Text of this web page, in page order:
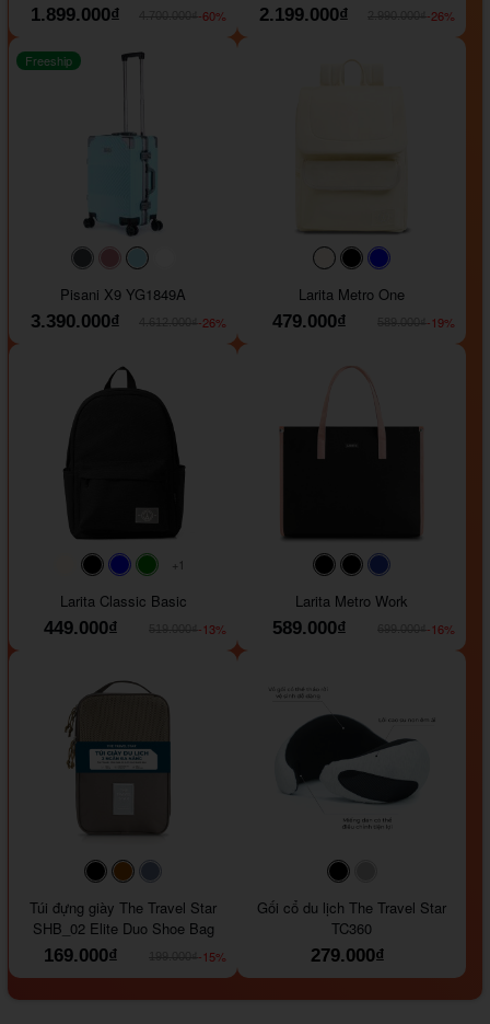
1.899.000₫
-60%
2.199.000₫
-26%
#40454a#b76e79
#9ad8e7
Freeship
Pisani X9 YG1849A
3.390.000₫
-26%
#faf0e6#000000
Larita Metro One
479.000₫
-19%
#faf0e6
#000000#0000FF#008000
+1
Larita Classic Basic
449.000₫
-13%
#000000#000000
Larita Metro Work
589.000₫
-16%
#000000#964B00
Túi đựng giày The Travel Star
SHB_02 Elite Duo Shoe Bag
169.000₫
-15%
#000000
Gối cổ du lịch The Travel Star
TC360
279.000₫